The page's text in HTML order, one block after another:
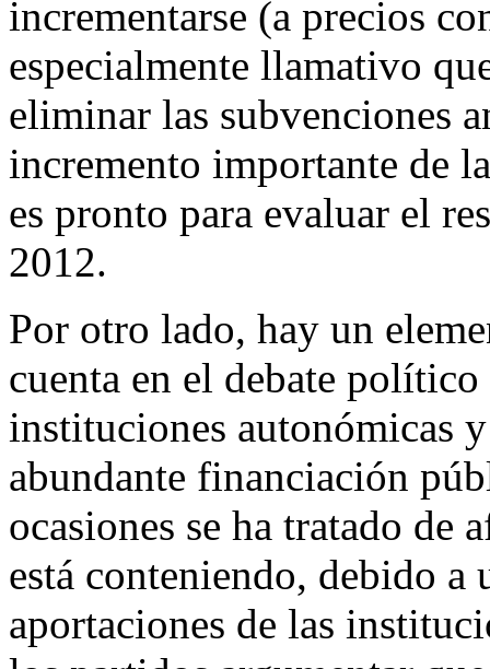
incrementarse (a precios
especialmente llamativo
eliminar las subvenciones
incremento importante de
es pronto para evaluar el
2012.
Por otro lado, hay un
cuenta en el debate
instituciones autonómicas
abundante financiación
ocasiones se ha tratado de
está conteniendo, debido a
aportaciones de las